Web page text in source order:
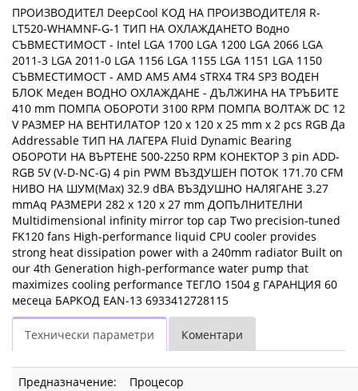
ПРОИЗВОДИТЕЛ DeepCool КОД НА ПРОИЗВОДИТЕЛЯ R-
LT520-WHAMNF-G-1 ТИП НА ОХЛАЖДАНЕТО Водно
СЪВМЕСТИМОСТ - Intel LGA 1700 LGA 1200 LGA 2066 LGA
2011-3 LGA 2011-0 LGA 1156 LGA 1155 LGA 1151 LGA 1150
СЪВМЕСТИМОСТ - AMD AM5 AM4 sTRX4 TR4 SP3 ВОДЕН
БЛОК Меден ВОДНО ОХЛАЖДАНЕ - ДЪЛЖИНА НА ТРЪБИТЕ
410 mm ПОМПА ОБОРОТИ 3100 RPM ПОМПА ВОЛТАЖ DC 12
V РАЗМЕР НА ВЕНТИЛАТОР 120 x 120 x 25 mm x 2 pcs RGB Да
Addressable ТИП НА ЛАГЕРА Fluid Dynamic Bearing
ОБОРОТИ НА ВЪРТЕНЕ 500-2250 RPM КОНЕКТОР 3 pin ADD-
RGB 5V (V-D-NC-G) 4 pin PWM ВЪЗДУШЕН ПОТОК 171.70 CFM
НИВО НА ШУМ(Max) 32.9 dBA ВЪЗДУШНО НАЛЯГАНЕ 3.27
mmAq РАЗМЕРИ 282 x 120 x 27 mm ДОПЪЛНИТЕЛНИ
Multidimensional infinity mirror top cap Two precision-tuned
FK120 fans High-performance liquid CPU cooler provides
strong heat dissipation power with a 240mm radiator Built on
our 4th Generation high-performance water pump that
maximizes cooling performance ТЕГЛО 1504 g ГАРАНЦИЯ 60
месеца БАРКОД EAN-13 6933412728115
Технически параметри Коментари
Предназначение:
Процесор